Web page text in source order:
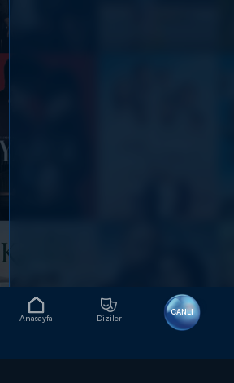
Anasayfa Diziler
CANLI